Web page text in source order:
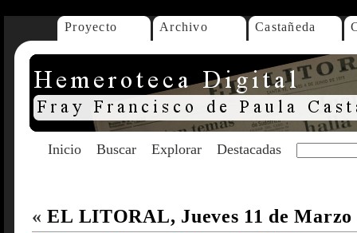
Proyecto Archivo Castañeda
Inicio Buscar Explorar Destacadas
« EL LITORAL, Jueves 11 de Marzo